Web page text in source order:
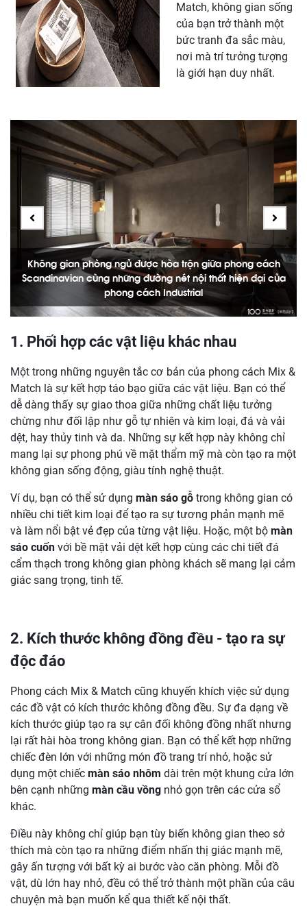
Match, không gian sống
của bạn trở thành một
bức tranh đa sắc màu,
nơi mà trí tưởng tượng
là giới hạn duy nhất.
1. Phối hợp các vật liệu khác nhau
Một trong những nguyên tắc cơ bản của phong cách Mix &
Match là sự kết hợp táo bạo giữa các vật liệu. Bạn có thể
dễ dàng thấy sự giao thoa giữa những chất liệu tưởng
chừng như đối lập như gỗ tự nhiên và kim loại, đá và vải
dệt, hay thủy tinh và da. Những sự kết hợp này không chỉ
mang lại sự phong phú về mặt thẩm mỹ mà còn tạo ra một
không gian sống động, giàu tính nghệ thuật.
Ví dụ, bạn có thể sử dụng màn sáo gỗ trong không gian có
nhiều chi tiết kim loại để tạo ra sự tương phản mạnh mẽ
và làm nổi bật vẻ đẹp của từng vật liệu. Hoặc, một bộ màn
sáo cuốn với bề mặt vải dệt kết hợp cùng các chi tiết đá
cẩm thạch trong không gian phòng khách sẽ mang lại cảm
giác sang trọng, tinh tế.
Không gian phòng ngủ được hòa trộn giữa phong cách
Scandinavian cùng những đường nét nội thất hiện đại của
phong cách Industrial
2. Kích thước không đồng đều - tạo ra sự
độc đáo
Phong cách Mix & Match cũng khuyến khích việc sử dụng
các đồ vật có kích thước không đồng đều. Sự đa dạng về
kích thước giúp tạo ra sự cân đối không đồng nhất nhưng
lại rất hài hòa trong không gian. Bạn có thể kết hợp những
chiếc đèn lớn với những món đồ trang trí nhỏ, hoặc sử
dụng một chiếc màn sáo nhôm dài trên một khung cửa lớn
bên cạnh những màn cầu vồng nhỏ gọn trên các cửa sổ
khác.
Điều này không chỉ giúp bạn tùy biến không gian theo sở
thích mà còn tạo ra những điểm nhấn thị giác mạnh mẽ,
gây ấn tượng với bất kỳ ai bước vào căn phòng. Mỗi đồ
vật, dù lớn hay nhỏ, đều có thể trở thành một phần của câu
chuyện mà bạn muốn kể qua thiết kế nội thất.